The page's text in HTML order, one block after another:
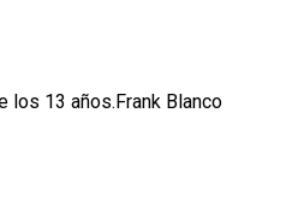
los 13 años.Frank Blanco